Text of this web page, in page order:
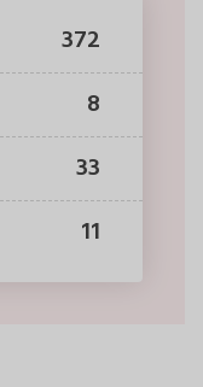
372
8
33
11